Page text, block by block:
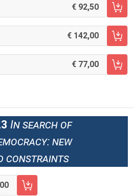
92,50
142,00
77,00
In search of
new
constraints
FASCICOLO 2/2023